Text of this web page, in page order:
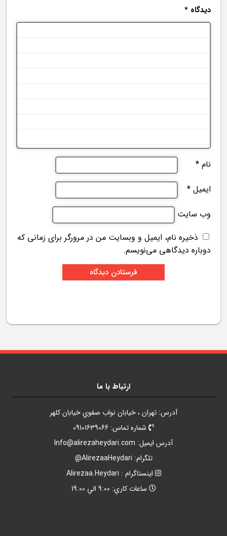
دیدگاه *
نام *
ایمیل *
وب‌ سایت
ذخیره نام، ایمیل و وبسایت من در مرورگر برای زمانی که
دوباره دیدگاهی می‌نویسم.
ارتباط با ما
آدرس: تهران ، خيابان نواب صفوي خيابان کلهر
شماره تماس: 09101639066
آدرس ايميل: Info@alirezaheydari.com
تلگرام: AlirezaaHeydari@
اينستاگرام : Alirezaa.Heydari
ساعات کاري: 9:00 الي 19:00